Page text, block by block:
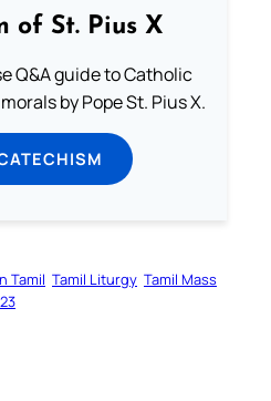
of St. Pius X
Q&A guide to Catholic
by Pope St. Pius X.
Tamil Tamil Liturgy Tamil Mass